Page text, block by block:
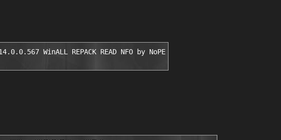
WinALL REPACK READ NFO by NoPE